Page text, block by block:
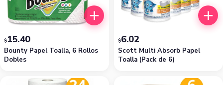
Bounty Papel Toalla, 6 Rollos
Dobles
$15.40
Scott Multi Absorb Papel
Toalla (Pack de 6)
$6.02